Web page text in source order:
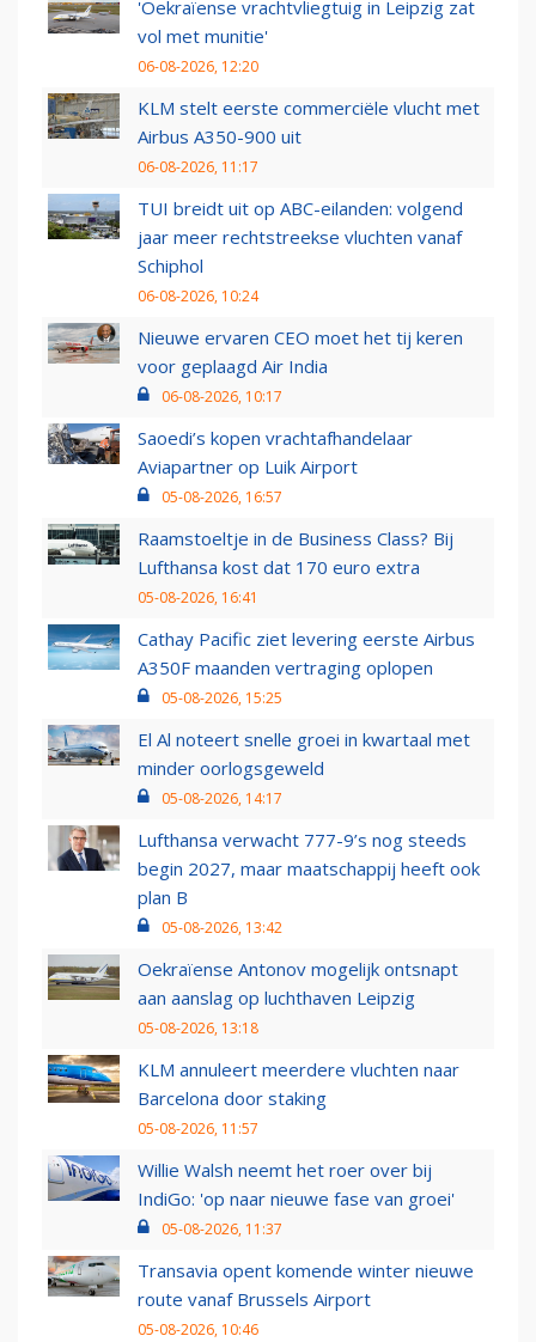
'Oekraïense vrachtvliegtuig in Leipzig zat
vol met munitie'
06-08-2026, 12:20
KLM stelt eerste commerciële vlucht met
Airbus A350-900 uit
06-08-2026, 11:17
TUI breidt uit op ABC-eilanden: volgend
jaar meer rechtstreekse vluchten vanaf
Schiphol
06-08-2026, 10:24
Nieuwe ervaren CEO moet het tij keren
voor geplaagd Air India
06-08-2026, 10:17
Saoedi’s kopen vrachtafhandelaar
Aviapartner op Luik Airport
05-08-2026, 16:57
Raamstoeltje in de Business Class? Bij
Lufthansa kost dat 170 euro extra
05-08-2026, 16:41
Cathay Pacific ziet levering eerste Airbus
A350F maanden vertraging oplopen
05-08-2026, 15:25
El Al noteert snelle groei in kwartaal met
minder oorlogsgeweld
05-08-2026, 14:17
Lufthansa verwacht 777-9’s nog steeds
begin 2027, maar maatschappij heeft ook
plan B
05-08-2026, 13:42
Oekraïense Antonov mogelijk ontsnapt
aan aanslag op luchthaven Leipzig
05-08-2026, 13:18
KLM annuleert meerdere vluchten naar
Barcelona door staking
05-08-2026, 11:57
Willie Walsh neemt het roer over bij
IndiGo: 'op naar nieuwe fase van groei'
05-08-2026, 11:37
Transavia opent komende winter nieuwe
route vanaf Brussels Airport
05-08-2026, 10:46